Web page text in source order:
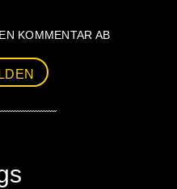
KOMMENTAR AB